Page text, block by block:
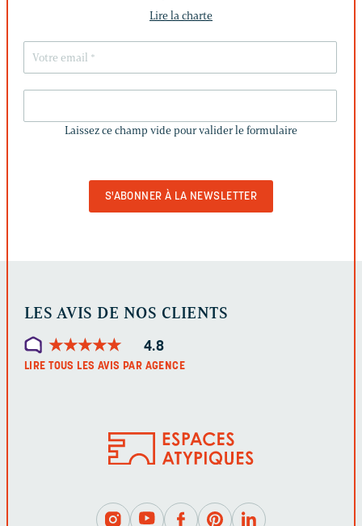
Lire la charte
CHAMP
Laissez ce champ vide pour valider le formulaire
LES AVIS DE NOS CLIENTS
★★★★★
★★★★★ 4.8
LIRE TOUS LES AVIS PAR AGENCE